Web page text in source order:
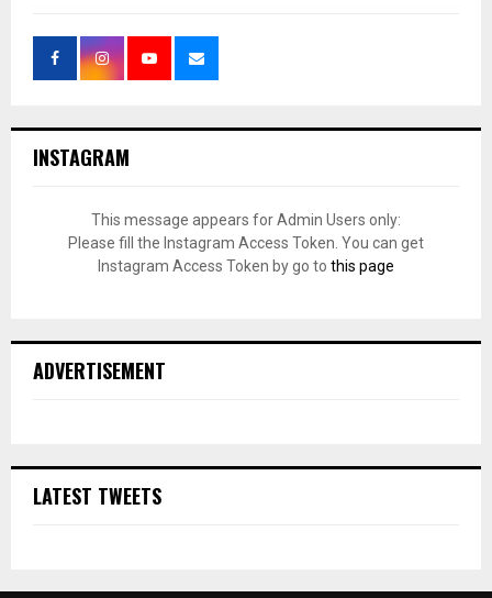
INSTAGRAM
This message appears for Admin Users only:
Please fill the Instagram Access Token. You can get
Instagram Access Token by go to this page
ADVERTISEMENT
LATEST TWEETS